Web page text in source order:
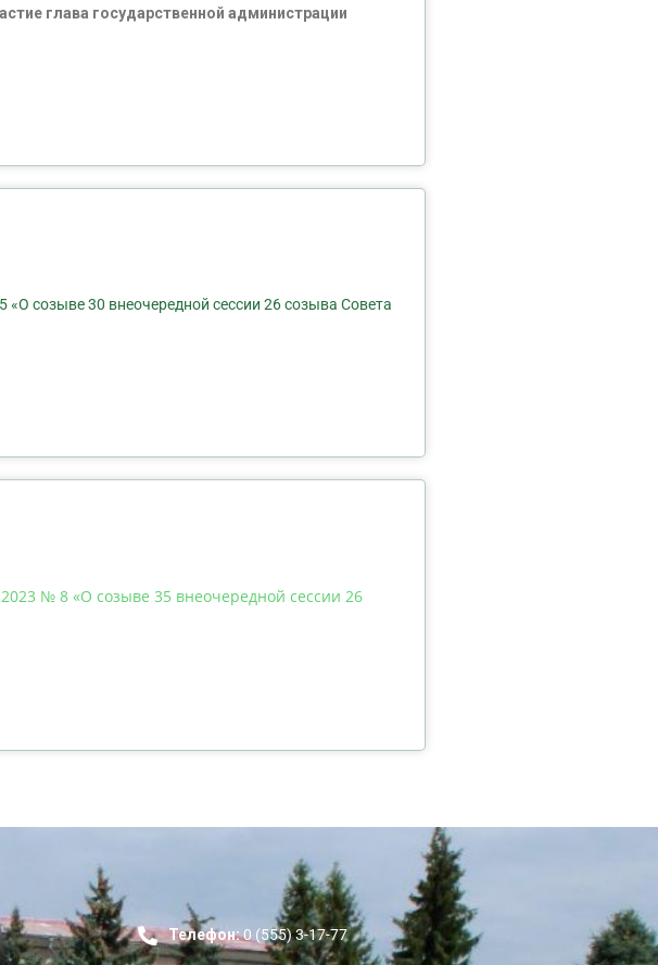
глава государственной администрации
созыве 30 внеочередной сессии 26 созыва Совета
№ 8 «О созыве 35 внеочередной сессии 26
Телефон:0 (555) 3-17-77